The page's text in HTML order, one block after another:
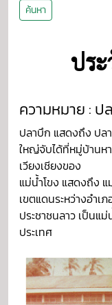
ค้นหา
ปร
ความหมาย : ป
ปลาบึก แสดงถึง ปล
ใหญ่จับได้ที่หมู่บ้านห
เวียงเชียงของ
แม่น้ำโขง แสดงถึง
เขตแดนระหว่างอำเ
ประชาชนลาว เป็นแ
ประเทศ